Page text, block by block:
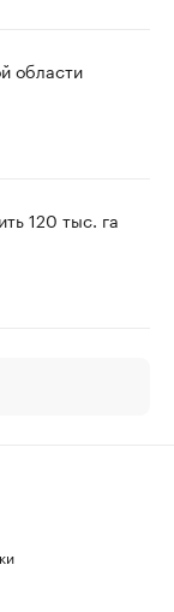
области
120 тыс. га